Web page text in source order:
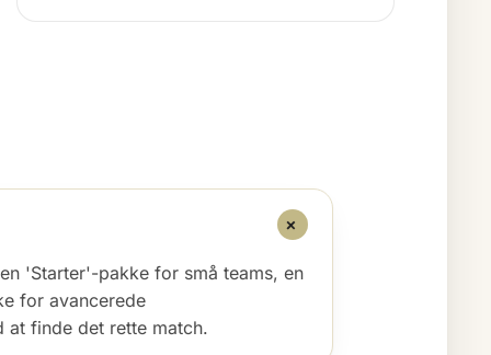
+
'Starter'-pakke for små teams, en
for avancerede
finde det rette match.